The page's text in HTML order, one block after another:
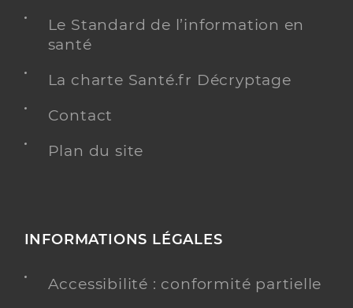
Le Standard de l’information en
santé
La charte Santé.fr Décryptage
Contact
Plan du site
INFORMATIONS LÉGALES
Accessibilité : conformité partielle